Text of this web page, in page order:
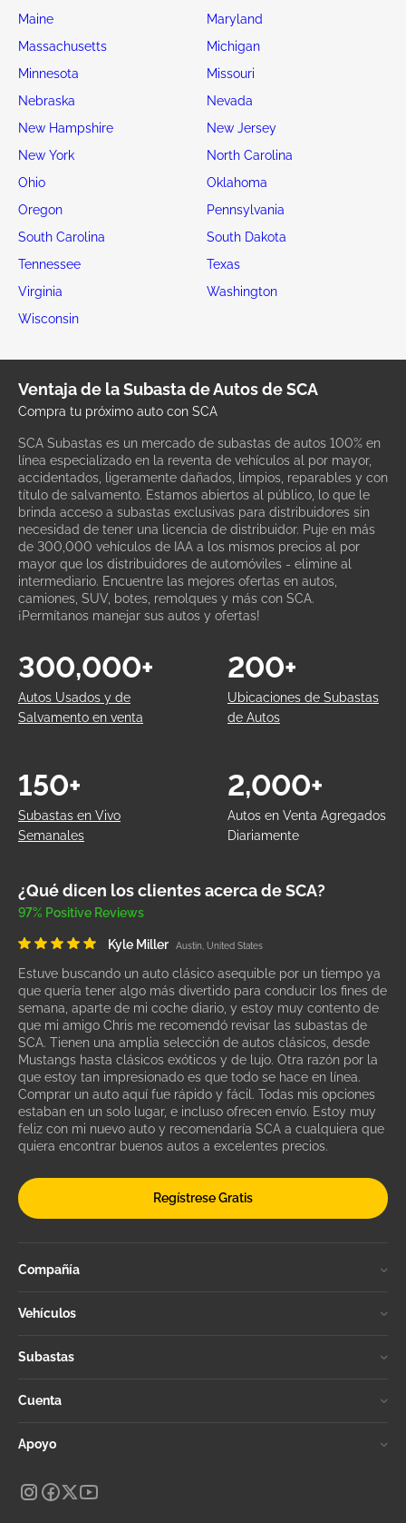
Maine
Maryland
Massachusetts
Michigan
Minnesota
Missouri
Nebraska
Nevada
New Hampshire
New Jersey
New York
North Carolina
Ohio
Oklahoma
Oregon
Pennsylvania
South Carolina
South Dakota
Tennessee
Texas
Virginia
Washington
Wisconsin
Ventaja de la Subasta de Autos de SCA
Compra tu próximo auto con SCA
SCA Subastas es un mercado de subastas de autos 100% en
línea especializado en la reventa de vehículos al por mayor,
accidentados, ligeramente dañados, limpios, reparables y con
título de salvamento. Estamos abiertos al público, lo que le
brinda acceso a subastas exclusivas para distribuidores sin
necesidad de tener una licencia de distribuidor. Puje en más
de 300,000 vehículos de IAA a los mismos precios al por
mayor que los distribuidores de automóviles - elimine al
intermediario. Encuentre las mejores ofertas en autos,
camiones, SUV, botes, remolques y más con SCA.
¡Permítanos manejar sus autos y ofertas!
Autos Usados y de
Salvamento en venta
300,000+
Ubicaciones de Subastas
de Autos
200+
Subastas en Vivo
Semanales
150+
Autos en Venta Agregados
Diariamente
2,000+
¿Qué dicen los clientes acerca de SCA?
97% Positive Reviews
Kyle Miller Austin, United States
Estuve buscando un auto clásico asequible por un tiempo ya
que quería tener algo más divertido para conducir los fines de
semana, aparte de mi coche diario, y estoy muy contento de
que mi amigo Chris me recomendó revisar las subastas de
SCA. Tienen una amplia selección de autos clásicos, desde
Mustangs hasta clásicos exóticos y de lujo. Otra razón por la
que estoy tan impresionado es que todo se hace en línea.
Comprar un auto aquí fue rápido y fácil. Todas mis opciones
estaban en un solo lugar, e incluso ofrecen envío. Estoy muy
feliz con mi nuevo auto y recomendaría SCA a cualquiera que
quiera encontrar buenos autos a excelentes precios.
Regístrese Gratis
Compañía
Vehículos
Subastas
Cuenta
Apoyo